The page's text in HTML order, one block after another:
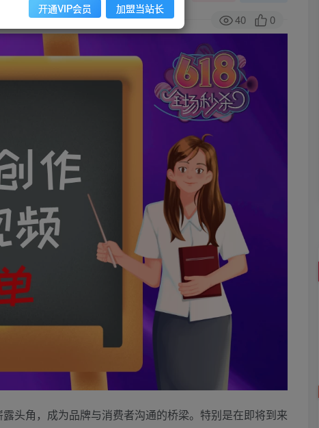
40 0
头角，成为品牌与消费者沟通的桥梁。特别是在即将到来
开通VIP会员 加盟当站长